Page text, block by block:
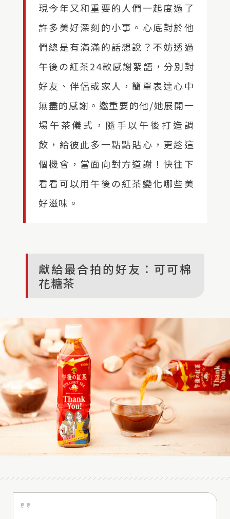
現今年又和重要的人們一起度過了
許多美好深刻的小事。心底對於他
們總是有滿滿的話想說？不妨透過
午後の紅茶24款感謝絮語，分別對
好友、伴侶或家人，簡單表達心中
無盡的感謝。邀重要的他/她展開一
場午茶儀式，隨手以午後打造調
飲，給彼此多一點點貼心，更趁這
個機會，當面向對方道謝！快往下
看看可以用午後の紅茶變化哪些美
好滋味。
獻給最合拍的好友：可可棉
花糖茶